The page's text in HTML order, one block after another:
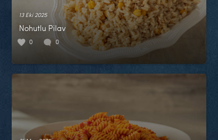
13 Eki 2025
Nohutlu Pilav
0 0